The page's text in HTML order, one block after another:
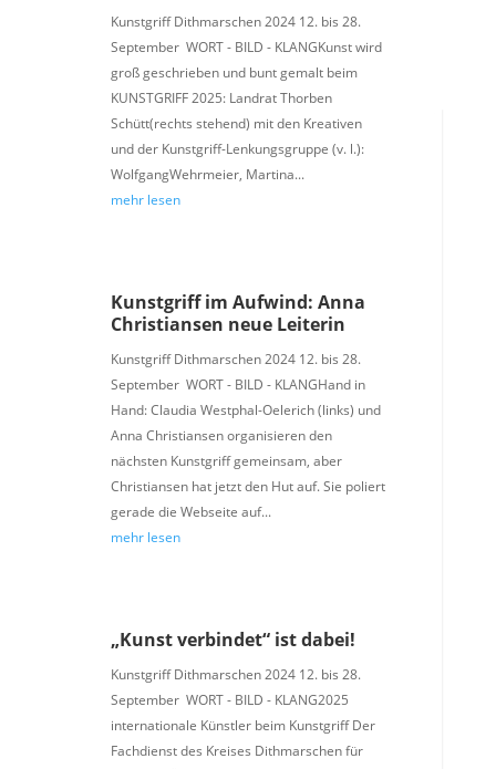
Kunstgriff Dithmarschen 2024 12. bis 28.
September WORT - BILD - KLANGKunst wird
groß geschrieben und bunt gemalt beim
KUNSTGRIFF 2025: Landrat Thorben
Schütt(rechts stehend) mit den Kreativen
und der Kunstgriff-Lenkungsgruppe (v. l.):
WolfgangWehrmeier, Martina...
mehr lesen
Kunstgriff im Aufwind: Anna
Christiansen neue Leiterin
Kunstgriff Dithmarschen 2024 12. bis 28.
September WORT - BILD - KLANGHand in
Hand: Claudia Westphal-Oelerich (links) und
Anna Christiansen organisieren den
nächsten Kunstgriff gemeinsam, aber
Christiansen hat jetzt den Hut auf. Sie poliert
gerade die Webseite auf...
mehr lesen
„Kunst verbindet“ ist dabei!
Kunstgriff Dithmarschen 2024 12. bis 28.
September WORT - BILD - KLANG2025
internationale Künstler beim Kunstgriff Der
Fachdienst des Kreises Dithmarschen für